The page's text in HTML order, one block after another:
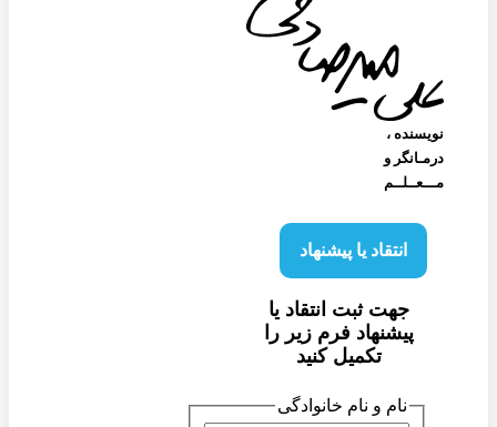
نویسنده‌ ،
درمـانگر و
مـــعــلــم
انتقاد یا پیشنهاد
جهت ثبت انتقاد یا
پیشنهاد فرم زیر را
تکمیل کنید
نام و نام خانوادگی